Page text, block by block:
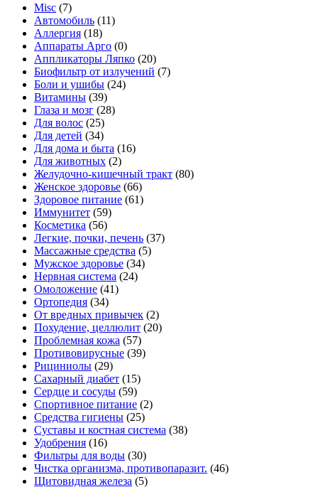
Misc (7)
Автомобиль (11)
Аллергия (18)
Аппараты Арго (0)
Аппликаторы Ляпко (20)
Биофильтр от излучений (7)
Боли и ушибы (24)
Витамины (39)
Глаза и мозг (28)
Для волос (25)
Для детей (34)
Для дома и быта (16)
Для животных (2)
Желудочно-кишечный тракт (80)
Женское здоровье (66)
Здоровое питание (61)
Иммунитет (59)
Косметика (56)
Легкие, почки, печень (37)
Массажные средства (5)
Мужское здоровье (34)
Нервная система (24)
Омоложение (41)
Ортопедия (34)
От вредных привычек (2)
Похудение, целлюлит (20)
Проблемная кожа (57)
Противовирусные (39)
Рициниолы (29)
Сахарный диабет (15)
Сердце и сосуды (59)
Спортивное питание (2)
Средства гигиены (25)
Суставы и костная система (38)
Удобрения (16)
Фильтры для воды (30)
Чистка организма, противопаразит. (46)
Щитовидная железа (5)